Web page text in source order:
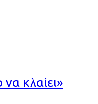
κλαίει»